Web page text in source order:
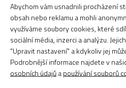
Zatím zde nejsou žádné dotazy.
Recenze
Abychom vám usnadnili procházení
obsah nebo reklamu a mohli
využíváme soubory cookies, které
sociální média, inzerci a analýzu.
"Upravit nastavení" a kdykoliv jej
Podrobnější informace najdete v
osobních údajůa používání souborů